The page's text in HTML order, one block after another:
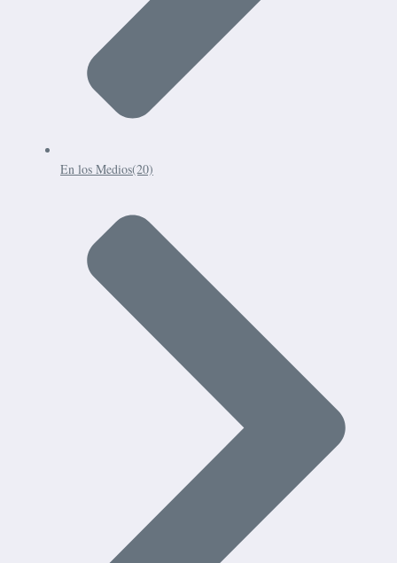
En los Medios(20)